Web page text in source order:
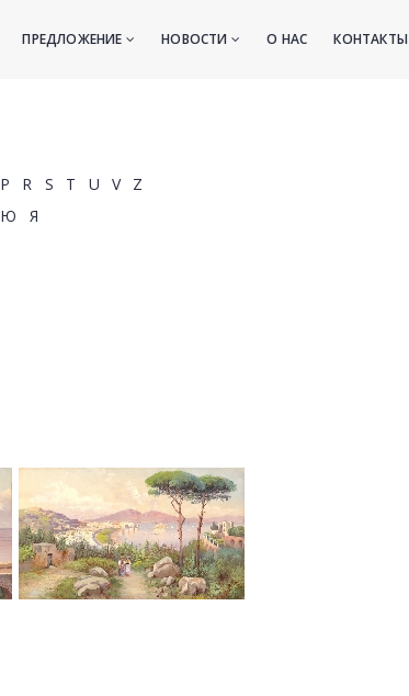
ПРЕДЛОЖЕНИЕ НОВОСТИ О НАС КОНТАКТЫ
P R S T U V
Z
Ю Я